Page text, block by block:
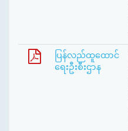
ပြန်လည်ထူထောင်
ရေးဦးစီးဌာန